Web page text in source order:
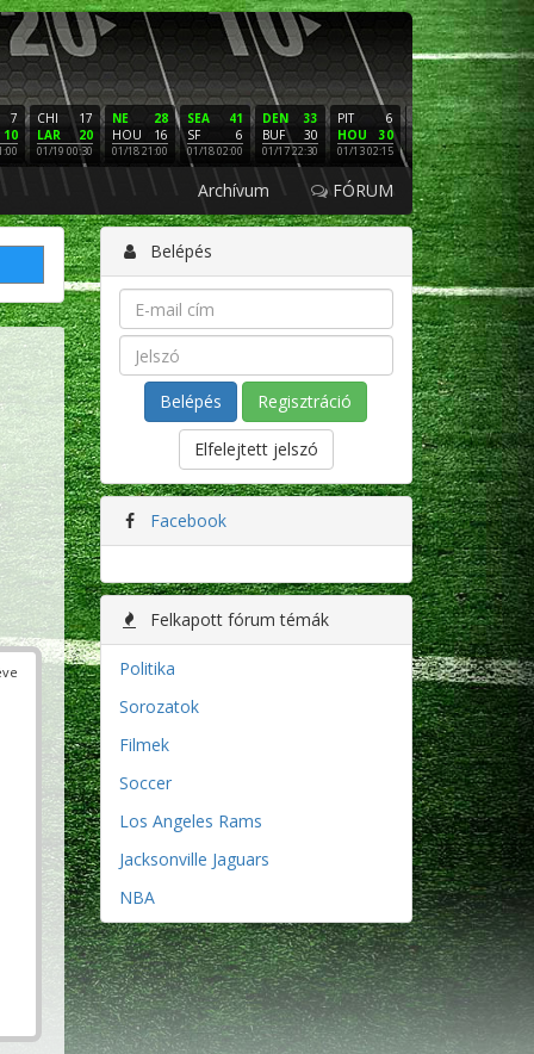
7
10
17
CHI
20
LAR
01/19 00:30
28
NE
16
HOU
01/18 21:00
41
SEA
6
SF
01/18 02:00
33
DEN
30
BUF
01/17 22:30
6
PIT
30
HOU
01/13 02:15
16
NE
3
LAC
01/12 02:00
PHI
SF
01/11
Archívum FÓRUM
Belépés
Regisztráció
Elfelejtett jelszó
Facebook
Felkapott fórum témák
Politika
Sorozatok
Filmek
Soccer
Los Angeles Rams
Jacksonville Jaguars
NBA